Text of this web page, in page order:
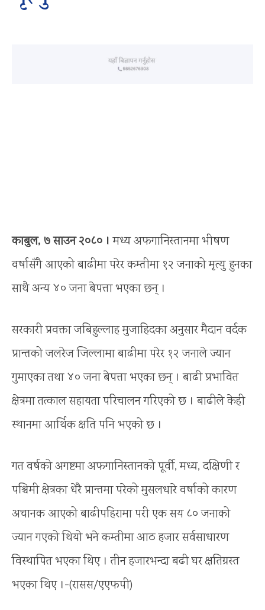
काबुल, ७ साउन २०८० । मध्य अफगानिस्तानमा भीषण
वर्षासँगै आएको बाढीमा परेर कम्तीमा १२ जनाको मृत्यु हुनका
साथै अन्य ४० जना बेपत्ता भएका छन् ।
सरकारी प्रवक्ता जबिहुल्लाह मुजाहिदका अनुसार मैदान वर्दक
प्रान्तको जलरेज जिल्लामा बाढीमा परेर १२ जनाले ज्यान
गुमाएका तथा ४० जना बेपत्ता भएका छन् । बाढी प्रभावित
क्षेत्रमा तत्काल सहायता परिचालन गरिएको छ । बाढीले केही
स्थानमा आर्थिक क्षति पनि भएको छ ।
गत वर्षको अगष्टमा अफगानिस्तानको पूर्वी, मध्य, दक्षिणी र
पश्चिमी क्षेत्रका धेरै प्रान्तमा परेको मुसलधारे वर्षाको कारण
अचानक आएको बाढीपहिरामा परी एक सय ८० जनाको
ज्यान गएको थियो भने कम्तीमा आठ हजार सर्वसाधारण
विस्थापित भएका थिए । तीन हजारभन्दा बढी घर क्षतिग्रस्त
भएका थिए ।-(रासस/एएफपी)